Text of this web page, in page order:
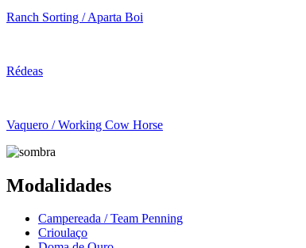
Ranch Sorting / Aparta Boi
Rédeas
Vaquero / Working Cow Horse
Modalidades
Campereada / Team Penning
Crioulaço